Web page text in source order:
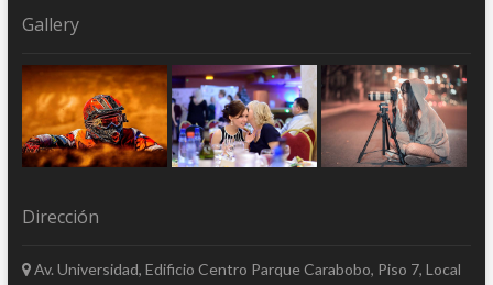
Gallery
Dirección
Av. Universidad, Edificio Centro Parque Carabobo, Piso 7, Local